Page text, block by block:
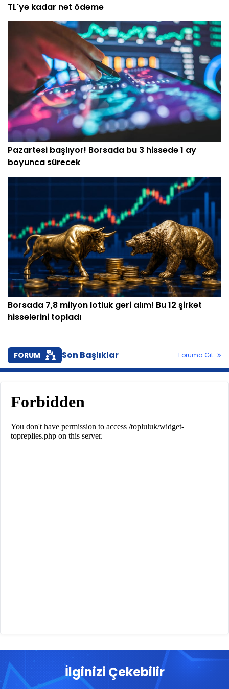
TL'ye kadar net ödeme
Pazartesi başlıyor! Borsada bu 3 hissede 1 ay
boyunca sürecek
Borsada 7,8 milyon lotluk geri alım! Bu 12 şirket
hisselerini topladı
FORUM Son Başlıklar Foruma Git
İlginizi Çekebilir